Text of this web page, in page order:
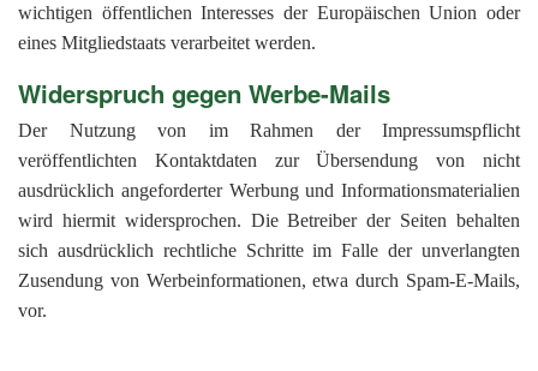
wichtigen öffentlichen Interesses der Europäischen Union oder
eines Mitgliedstaats verarbeitet werden.
Widerspruch gegen Werbe-Mails
Der Nutzung von im Rahmen der Impressumspflicht
veröffentlichten Kontaktdaten zur Übersendung von nicht
ausdrücklich angeforderter Werbung und Informationsmaterialien
wird hiermit widersprochen. Die Betreiber der Seiten behalten
sich ausdrücklich rechtliche Schritte im Falle der unverlangten
Zusendung von Werbeinformationen, etwa durch Spam-E-Mails,
vor.